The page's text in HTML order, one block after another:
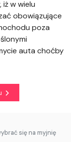
w wielu
obowiązujące
poza
auta choćby
się na myjnię